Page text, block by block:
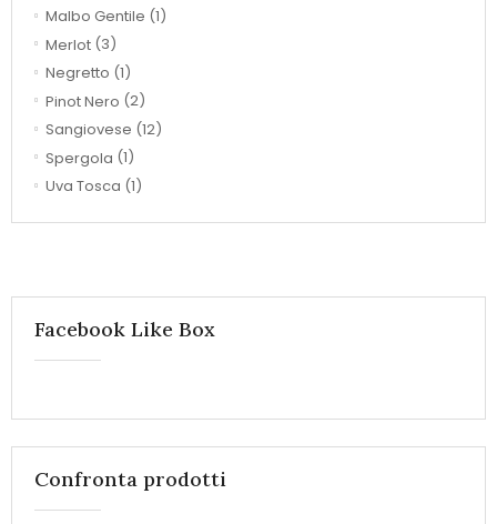
Malbo Gentile (1)
Merlot (3)
Negretto (1)
Pinot Nero (2)
Sangiovese (12)
Spergola (1)
Uva Tosca (1)
Facebook Like Box
Confronta prodotti